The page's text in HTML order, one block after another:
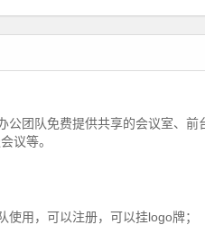
团队免费提供共享的会议室、前
议等。
用，可以注册，可以挂logo牌；